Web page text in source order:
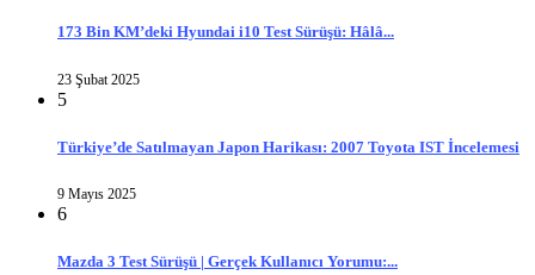
173 Bin KM’deki Hyundai i10 Test Sürüşü: Hâlâ...
23 Şubat 2025
5
Türkiye’de Satılmayan Japon Harikası: 2007 Toyota IST İncelemesi
9 Mayıs 2025
6
Mazda 3 Test Sürüşü | Gerçek Kullanıcı Yorumu:...